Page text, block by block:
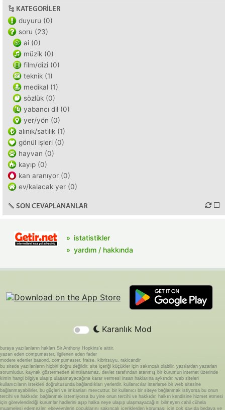
KATEGORILER
duyuru (0)
soru (23)
ai (0)
müzik (0)
film/dizi (0)
teknik (1)
medikal (1)
sözlük (0)
yabancı dil (0)
yer/yön (0)
alınık/satılık (1)
gönül işleri (0)
hayvan (0)
kayıp (0)
kan aranıyor (0)
ev/kalacak yer (0)
SON CEVAPLANANLAR
istatistikler
yardım / hakkında
Karanlık Mod
buraya yazılanların hakları Sir Anthony Hopkins'e aittir.
yazan eden compumaster, ilgilenen eden fader
modere edenler basond, compumaster, fraise, kibritsuyu, rakicandir
bu sitede yazılanların hiçbiri doğru değildir. site içeriği küçükler için sakıncalı olabilir. yazılardan yazarları
sorumludur. kaynak göstermeden alıntılanamaz. devlet tarafından atanmış bir kurumun internet üzerinde
kimin hangi bilgiye ulaşıp ulaşamayacağına karar vermesi insan haklarına aykırıdır. web siteleri
kullanıcıların istekleri doğrultusunda bağlandıkları yerlerdir. kullanıcılar isterlerse bir web sitesine
bağlanmayabilirler. bu güçleri ve imkanları mevcuttur. bir kullanıcı bir siteye bağlanmak istiyorsa bu onun
tercihi ve hakkıdır. bağlanmak istemiyorsa bu yine onun tercihi ve hakkıdır. halkın kendisine hizmet etmesi
için görevlendirdiği kurumlar hadlerini aşıp halka neye ulaşıp ulaşmayacağını bilmeyen cahil cühela
muamelesi edemezler. ebeveynlerin çocuklarını sakıncalı içeriklerden koruması için çok sayıda bedava ve